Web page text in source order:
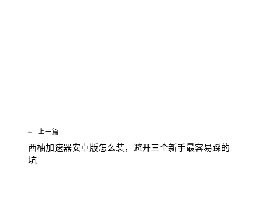
← 上一篇
西柚加速器安卓版怎么装，避开三个新手最容易踩的
坑